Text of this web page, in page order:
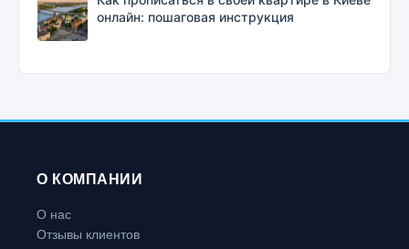
онлайн: пошаговая инструкция
О КОМПАНИИ
О нас
Отзывы клиентов